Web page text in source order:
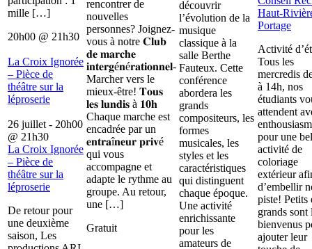
mille […]
20h00 @ 21h30
La Croix Ignorée
– Pièce de
théâtre sur la
léproserie
26 juillet - 20h00
@ 21h30
La Croix Ignorée
– Pièce de
théâtre sur la
léproserie
De retour pour
une deuxième
saison, Les
rencontrer de
nouvelles
personnes? Joignez-
vous à notre 𝐂𝐥𝐮𝐛
𝐝𝐞 𝐦𝐚𝐫𝐜𝐡𝐞
𝐢𝐧𝐭𝐞𝐫𝐠é𝐧é𝐫𝐚𝐭𝐢𝐨𝐧𝐧𝐞𝐥-
Marcher vers le
mieux-être! 𝐓𝐨𝐮𝐬
𝐥𝐞𝐬 𝐥𝐮𝐧𝐝𝐢𝐬 à 𝟏𝟎𝐡
Chaque marche est
encadrée par un
𝐞𝐧𝐭𝐫𝐚î𝐧𝐞𝐮𝐫 𝐩𝐫𝐢𝐯é
qui vous
accompagne et
adapte le rythme au
groupe. Au retour,
une […]
Gratuit
découvrir
l’évolution de la
musique
classique à la
salle Berthe
Fauteux. Cette
conférence
abordera les
grands
compositeurs, les
formes
musicales, les
styles et les
caractéristiques
qui distinguent
chaque époque.
Une activité
enrichissante
pour les
amateurs de
Haut-
Portage
Activité
Tous les
mercredis
à 14h, nos
étudiants
attendent
pour une
activité de
coloriage
extérieur
d’embellir
piste! Petits
grands sont
bienvenus
ajouter leur